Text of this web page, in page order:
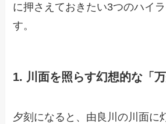
に押さえておきたい3つのハイ
す。
1. 川面を照らす幻想的な「万
夕刻になると、由良川の川面に